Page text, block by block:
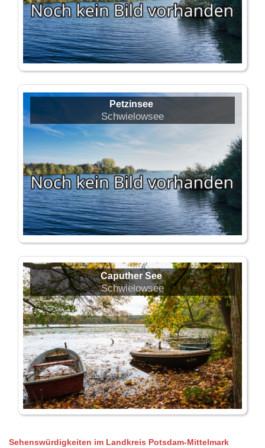
Petzinsee
Schwielowsee
Caputher See
Schwielowsee
Sehenswürdigkeiten im Landkreis Potsdam-Mittelmark